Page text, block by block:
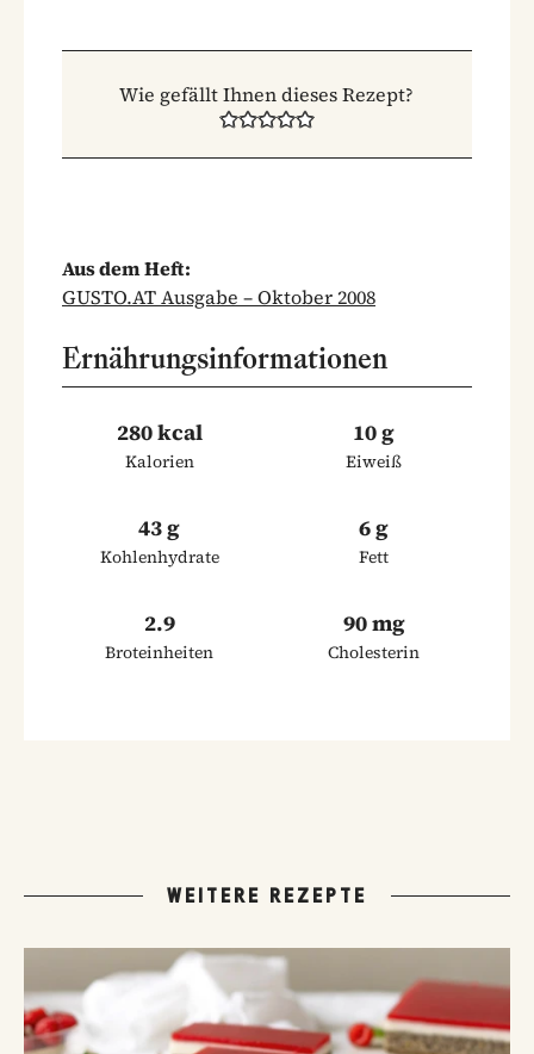
Wie gefällt Ihnen dieses Rezept?
Aus dem Heft:
GUSTO.AT Ausgabe – Oktober 2008
Ernährungsinformationen
280 kcal
Kalorien
10 g
Eiweiß
43 g
Kohlenhydrate
6 g
Fett
2.9
Broteinheiten
90 mg
Cholesterin
WEITERE REZEPTE